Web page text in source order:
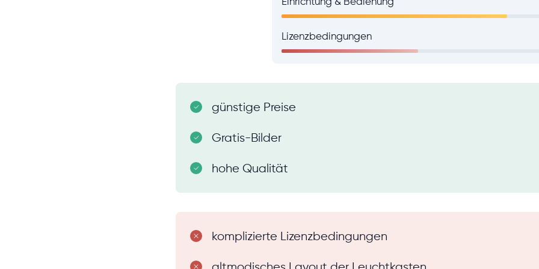
Lizenzbedingungen
günstige Preise
Gratis-Bilder
hohe Qualität
komplizierte Lizenzbedingungen